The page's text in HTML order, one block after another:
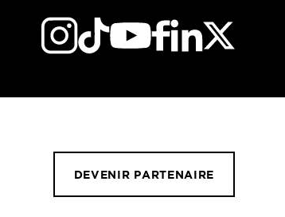
DEVENIR PARTENAIRE